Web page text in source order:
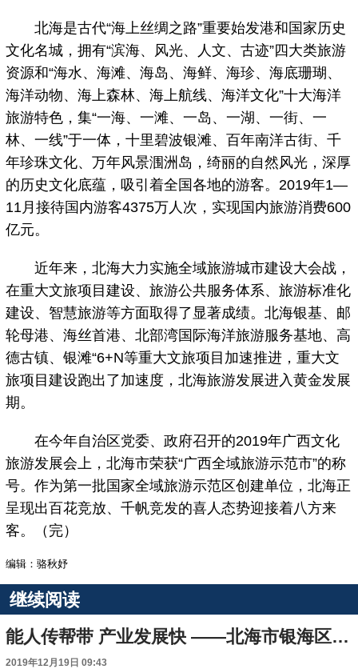
北海是古代“海上丝绸之路”重要始发港和国家历史
文化名城，拥有“滨海、风光、人文、古迹”四大类旅游
资源和“海水、海滩、海岛、海鲜、海珍、海底珊瑚、
海洋动物、海上森林、海上航线、海洋文化”十大海洋
旅游特色，集“一海、一滩、一岛、一湖、一街、一
林、一线”于一体，十里碧波银滩、百年南洋古街、千
年珍珠文化、万年风景涠洲岛，绮丽的自然风光，深厚
的历史文化底蕴，吸引着全国各地的游客。2019年1—
11月接待国内游客4375万人次，实现国内旅游消费600
亿元。
近年来，北海大力实施全域旅游城市建设大会战，
在重大文旅项目建设、旅游公共服务体系、旅游标准化
建设、智慧旅游等方面取得了显著成绩。北海银基、邮
轮母港、海丝首港、北部湾国际海洋旅游服务基地、高
德古镇、银滩“6+N等重大文旅项目加速推进，重大文
旅项目建设跑出了加速度，北海旅游发展进入黄金发展
期。
在今年自治区党委、政府召开的2019年广西文化
旅游发展会上，北海市荣获“广西全域旅游示范市”的称
号。作为第一批国家全域旅游示范区创建单位，北海正
呈现出百花竞放、千帆竞发的喜人态势迎接着八方来
客。（完）
编辑：骆秋妤
继续阅读
能人传帮带 产业发展快 ——北海市银海区西瓜种植见闻
2019年12月19日 09:43